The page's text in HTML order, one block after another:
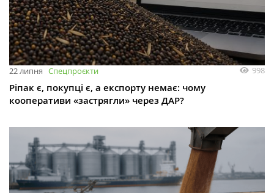
22 липня Спецпроєкти 998
Ріпак є, покупці є, а експорту немає: чому
кооперативи «застрягли» через ДАР?